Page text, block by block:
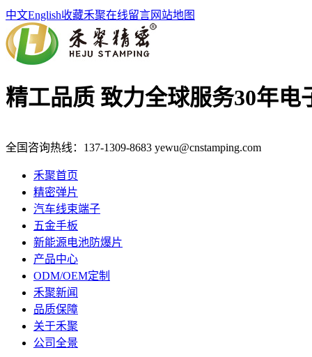
中文English收藏禾聚在线留言网站地图
精工品质 致力全球服务30年电
全国咨询热线： 137-1309-8683 yewu@cnstamping.com
禾聚首页
精密弹片
汽车线束端子
五金手板
新能源电池防爆片
产品中心
ODM/OEM定制
禾聚新闻
品质保障
关于禾聚
公司全景